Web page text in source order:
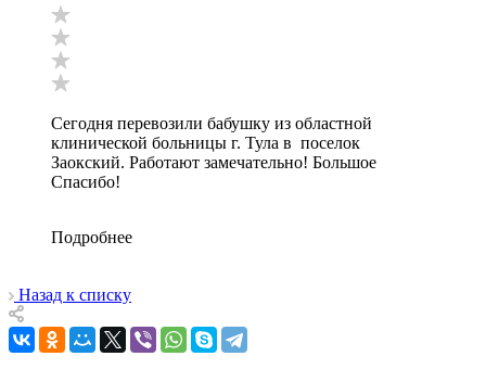
Сегодня перевозили бабушку из областной
клинической больницы г. Тула в поселок
Заокский. Работают замечательно! Большое
Спасибо!
Подробнее
Назад к списку